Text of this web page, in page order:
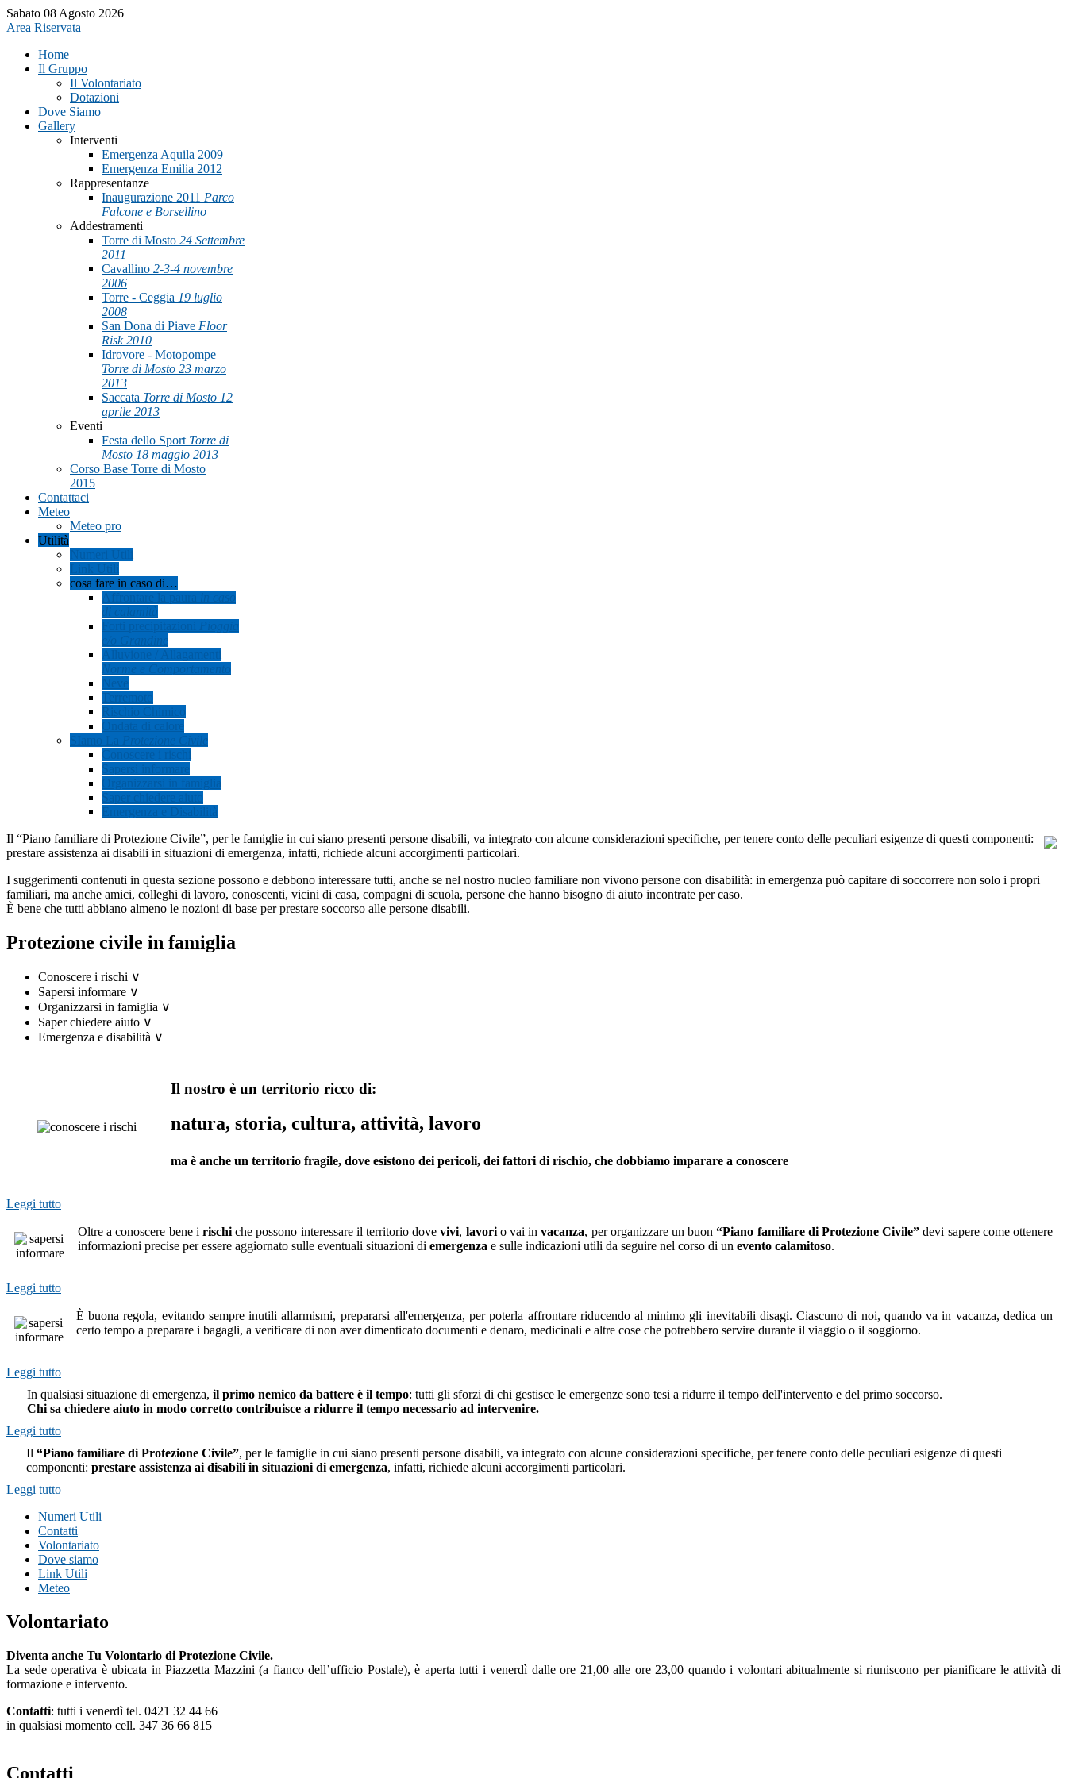
Sabato 08 Agosto 2026
Area Riservata
Home
Il Gruppo
Il Volontariato
Dotazioni
Dove Siamo
Gallery
Interventi
Emergenza Aquila 2009
Emergenza Emilia 2012
Rappresentanze
Inaugurazione 2011 Parco
Falcone e Borsellino
Addestramenti
Torre di Mosto 24 Settembre
2011
Cavallino 2-3-4 novembre
2006
Torre - Ceggia 19 luglio
2008
San Dona di Piave Floor
Risk 2010
Idrovore - Motopompe
Torre di Mosto 23 marzo
2013
Saccata Torre di Mosto 12
aprile 2013
Eventi
Festa dello Sport Torre di
Mosto 18 maggio 2013
Corso Base Torre di Mosto
2015
Contattaci
Meteo
Meteo pro
Utilità
Numeri Utili
Link Utili
cosa fare in caso di…
Affrontare la paura in caso
di calamità
Forti precipitazioni
Pioggia
e/o Grandine
Alluvione / Allagamenti
Norme e Comportamento
Neve
Terremoto
Rischio Chimico
Ondata di calore
SIamo La Protezione Civile
Conoscere i rischi
Sapersi informare
Organizzarsi in famiglia
Saper chiedere aiuto
Emergenza e Disabilità
Il “Piano familiare di Protezione Civile”, per le famiglie in cui siano presenti persone disabili, va integrato con alcune considerazioni specifiche, per tenere conto delle peculiari esigenze di questi componenti:
prestare assistenza ai disabili in situazioni di emergenza, infatti, richiede alcuni accorgimenti particolari.
I suggerimenti contenuti in questa sezione possono e debbono interessare tutti, anche se nel nostro nucleo familiare non vivono persone con disabilità: in emergenza può capitare di soccorrere non solo i propri
familiari, ma anche amici, colleghi di lavoro, conoscenti, vicini di casa, compagni di scuola, persone che hanno bisogno di aiuto incontrate per caso.
È bene che tutti abbiano almeno le nozioni di base per prestare soccorso alle persone disabili.
Protezione civile in famiglia
Conoscere i rischi ∨
Sapersi informare ∨
Organizzarsi in famiglia ∨
Saper chiedere aiuto ∨
Emergenza e disabilità ∨
Il nostro è un territorio ricco di:
natura, storia, cultura, attività, lavoro
ma è anche un territorio fragile, dove esistono dei pericoli, dei fattori di rischio, che dobbiamo imparare a conoscere
Leggi tutto
Oltre a conoscere bene i rischi che possono interessare il territorio dovevivi, lavorio vai invacanza, per organizzare un buon“Piano familiare di Protezione Civile” devi sapere come ottenere
informazioni precise per essere aggiornato sulle eventuali situazioni di emergenza e sulle indicazioni utili da seguire nel corso di un evento calamitoso.
Leggi tutto
È buona regola, evitando sempre inutili allarmismi, prepararsi all'emergenza, per poterla affrontare riducendo al minimo gli inevitabili disagi. Ciascuno di noi, quando va in vacanza, dedica un
certo tempo a preparare i bagagli, a verificare di non aver dimenticato documenti e denaro, medicinali e altre cose che potrebbero servire durante il viaggio o il soggiorno.
Leggi tutto
In qualsiasi situazione di emergenza, il primo nemico da battere è il tempo: tutti gli sforzi di chi gestisce le emergenze sono tesi a ridurre il tempo dell'intervento e del primo soccorso.
Chi sa chiedere aiuto in modo corretto contribuisce a ridurre il tempo necessario ad intervenire.
Leggi tutto
Il “Piano familiare di Protezione Civile”, per le famiglie in cui siano presenti persone disabili, va integrato con alcune considerazioni specifiche, per tenere conto delle peculiari esigenze di questi
componenti: prestare assistenza ai disabili in situazioni di emergenza, infatti, richiede alcuni accorgimenti particolari.
Leggi tutto
Numeri Utili
Contatti
Volontariato
Dove siamo
Link Utili
Meteo
Volontariato
Diventa anche Tu Volontario di Protezione Civile.
La sede operativa è ubicata in Piazzetta Mazzini (a fianco dell’ufficio Postale), è aperta tutti i venerdì dalle ore 21,00 alle ore 23,00 quando i volontari abitualmente si riuniscono per pianificare le attività di
formazione e intervento.
Contatti: tutti i venerdì tel. 0421 32 44 66
in qualsiasi momento cell. 347 36 66 815
Contatti